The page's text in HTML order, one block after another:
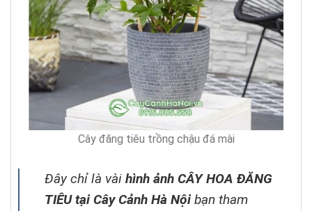
Cây đăng tiêu trồng chậu đá mài
Đây chỉ là vài hình ảnh CÂY HOA ĐĂNG
TIÊUtại Cây Cảnh Hà Nộibạn tham